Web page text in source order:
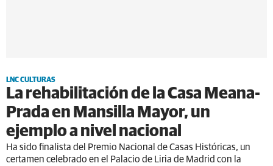
LNC CULTURAS
La rehabilitación de la Casa Meana-
Prada en Mansilla Mayor, un
ejemplo a nivel nacional
Ha sido finalista del Premio Nacional de Casas Históricas, un
certamen celebrado en el Palacio de Liria de Madrid con la